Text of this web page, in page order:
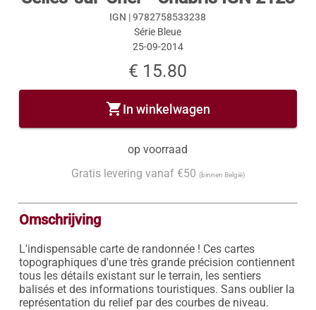
IGN |9782758533238
Série Bleue
25-09-2014
€ 15.80
shopping_cartIn winkelwagen
op voorraad
Gratis levering vanaf €50 (binnen België)
Omschrijving
L'indispensable carte de randonnée ! Ces cartes
topographiques d'une très grande précision contiennent
tous les détails existant sur le terrain, les sentiers
balisés et des informations touristiques. Sans oublier la
représentation du relief par des courbes de niveau.